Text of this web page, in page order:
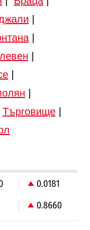
|
|
Търговище|
0.0181
0.8660